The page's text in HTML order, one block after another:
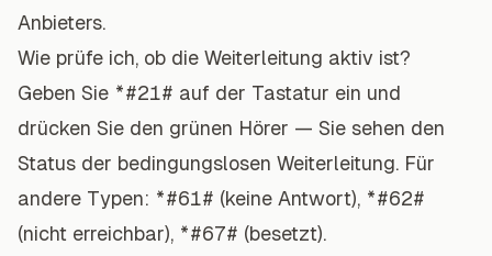
Anbieters.
Wie prüfe ich, ob die Weiterleitung aktiv ist?
Geben Sie *#21# auf der Tastatur ein und
drücken Sie den grünen Hörer — Sie sehen den
Status der bedingungslosen Weiterleitung. Für
andere Typen: *#61# (keine Antwort), *#62#
(nicht erreichbar), *#67# (besetzt).